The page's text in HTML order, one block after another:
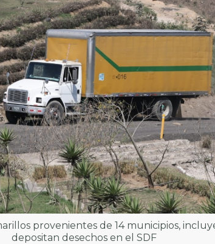
provenientes de 14 municipios,
depositan desechos en el SDF